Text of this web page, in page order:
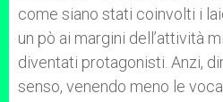
come siano stati coinvolti i
un pò ai margini dell’attività
diventati protagonisti. Anzi,
senso, venendo meno le